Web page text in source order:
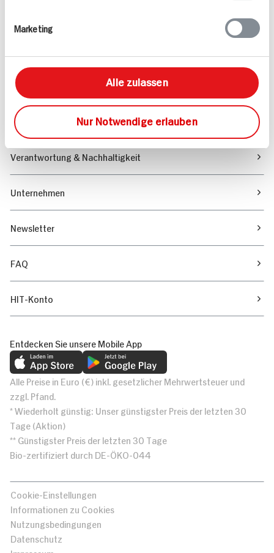
Marketing
Alle zulassen
Nur Notwendige erlauben
Marktfinder
Unser Magazin
Verantwortung & Nachhaltigkeit
Unternehmen
Newsletter
FAQ
HIT-Konto
Entdecken Sie unsere Mobile App
Alle Preise in Euro (€) inkl. gesetzlicher Mehrwertsteuer und
zzgl. Pfand.
* Wiederholt günstig: Unser günstigster Preis der letzten 30
Tage (Aktion)
** Günstigster Preis der letzten 30 Tage
Bio-zertifiziert durch DE-ÖKO-044
Cookie-Einstellungen
Informationen zu Cookies
Nutzungsbedingungen
Datenschutz